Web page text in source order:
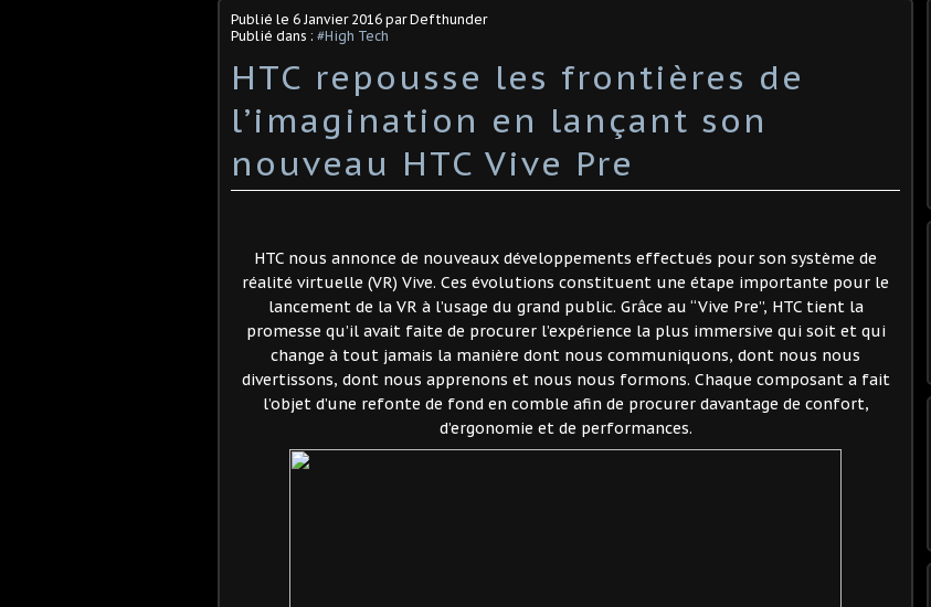
Publié le 6 Janvier 2016 par Defthunder
Publié dans : #High Tech
HTC repousse les frontières de
l’imagination en lançant son
nouveau HTC Vive Pre
HTC nous annonce de nouveaux développements effectués pour son système de
réalité virtuelle (VR) Vive. Ces évolutions constituent une étape importante pour le
lancement de la VR à l’usage du grand public. Grâce au “Vive Pre”, HTC tient la
promesse qu’il avait faite de procurer l’expérience la plus immersive qui soit et qui
change à tout jamais la manière dont nous communiquons, dont nous nous
divertissons, dont nous apprenons et nous nous formons. Chaque composant a fait
l’objet d’une refonte de fond en comble afin de procurer davantage de confort,
d’ergonomie et de performances.